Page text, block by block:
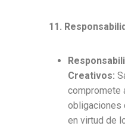
11.
Creativos:
compromete
obligaciones
en virtud de